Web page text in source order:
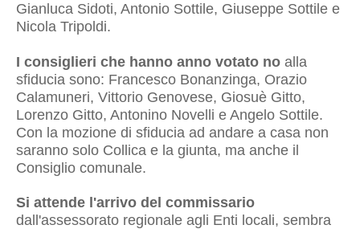
Gianluca Sidoti, Antonio Sottile, Giuseppe Sottile e
Nicola Tripoldi.
I consiglieri che hanno anno votato no alla
sfiducia sono: Francesco Bonanzinga, Orazio
Calamuneri, Vittorio Genovese, Giosuè Gitto,
Lorenzo Gitto, Antonino Novelli e Angelo Sottile.
Con la mozione di sfiducia ad andare a casa non
saranno solo Collica e la giunta, ma anche il
Consiglio comunale.
Si attende l'arrivo del commissario
dall'assessorato regionale agli Enti locali, sembra